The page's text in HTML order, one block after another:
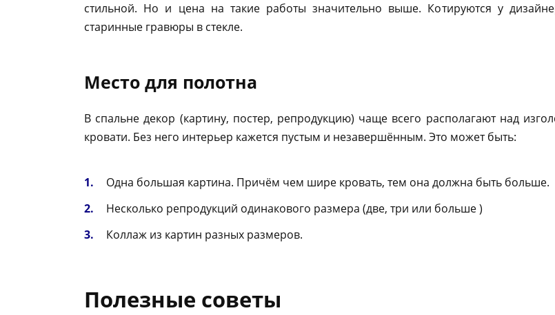
стильной. Но и цена на такие работы значительно выше. Котируются у
старинные гравюры в стекле.
Место для полотна
В спальне декор (картину, постер, репродукцию) чаще всего располагают над
кровати. Без него интерьер кажется пустым и незавершённым. Это может быть:
Одна большая картина. Причём чем шире кровать, тем она должна быть больше.
Несколько репродукций одинакового размера (две, три или больше )
Коллаж из картин разных размеров.
Полезные советы